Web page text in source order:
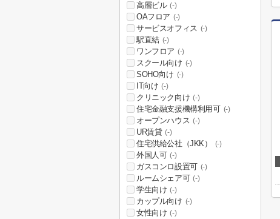
高層ビル (-)
OAフロア (-)
サービスオフィス (-)
駅直結 (-)
ワンフロア (-)
スクール向け (-)
SOHO向け (-)
IT向け (-)
クリニック向け (-)
住宅金融支援機構利用可 (-)
オープンハウス (-)
UR賃貸 (-)
住宅供給公社（JKK） (-)
外国人可 (-)
ガスコンロ設置可 (-)
ルームシェア可 (-)
学生向け (-)
カップル向け (-)
女性向け (-)